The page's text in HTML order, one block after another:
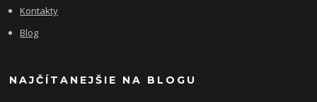
Kontakty
Blog
NAJČÍTANEJŠIE NA BLOGU